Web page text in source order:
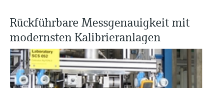
Rückführbare Messgenauigkeit mit
modernsten Kalibrieranlagen